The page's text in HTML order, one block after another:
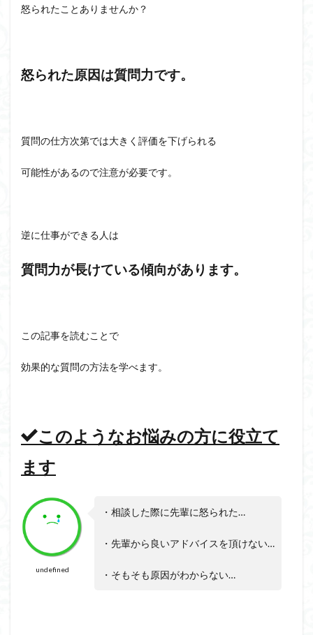
怒られたことありませんか？
怒られた原因は質問力です。
質問の仕方次第では大きく評価を下げられる
可能性があるので注意が必要です。
逆に仕事ができる人は
質問力が長けている傾向があります。
この記事を読むことで
効果的な質問の方法を学べます。
このようなお悩みの方に役立て
ます
undefined
・相談した際に先輩に怒られた…
・先輩から良いアドバイスを頂けない…
・そもそも原因がわからない…